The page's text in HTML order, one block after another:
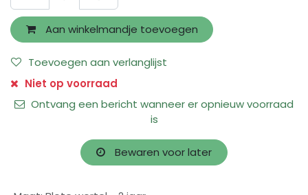
Aan winkelmandje toevoegen
Toevoegen aan verlanglijst
Niet op voorraad
Ontvang een bericht wanneer er opnieuw voorraad
is
Bewaren voor later